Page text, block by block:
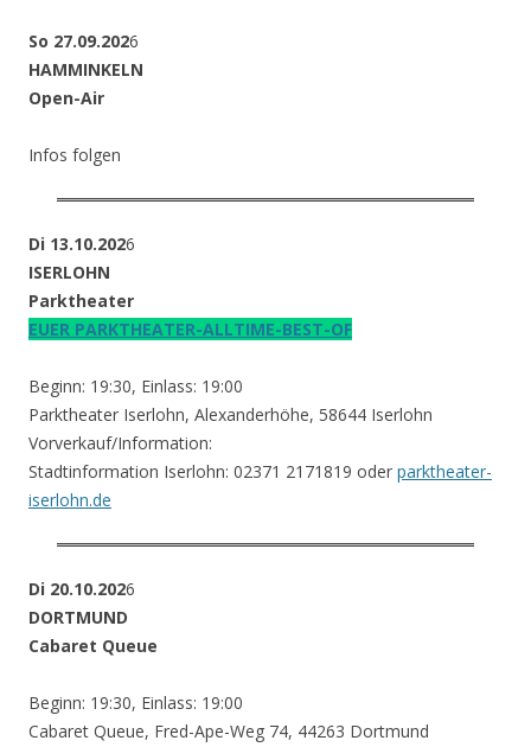
So 27.09.2026
HAMMINKELN
Open-Air
Infos folgen
Di 13.10.2026
ISERLOHN
Parktheater
EUER PARKTHEATER-ALLTIME-BEST-OF
Beginn: 19:30, Einlass: 19:00
Parktheater Iserlohn, Alexanderhöhe, 58644 Iserlohn
Vorverkauf/Information:
Stadtinformation Iserlohn: 02371 2171819 oder parktheater-
iserlohn.de
Di 20.10.2026
DORTMUND
Cabaret Queue
Beginn: 19:30, Einlass: 19:00
Cabaret Queue, Fred-Ape-Weg 74, 44263 Dortmund